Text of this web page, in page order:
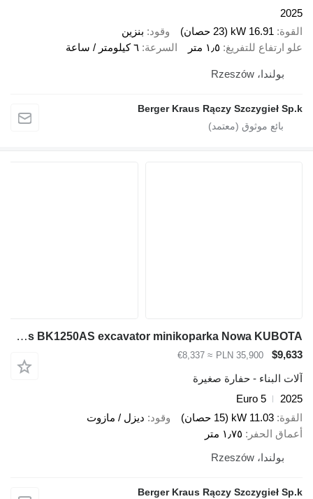
2025
القوة 16.91 kW (23 حصان) وقود بنزين
علو ارتفاع للتفريغ ١٫٥ متر السرعة ٦ كيلومتر / ساعة
بولندا، Rzeszów
Berger Kraus Rączy Szczygieł Sp.k
Berger Kraus BK1250AS excavator minikoparka Nowa KUBOTA
$9,633
PLN 35,900
≈ €8,337
آلات البناء - حفارة صغيرة
2025
Euro 5
القوة 11.03 kW (15 حصان) وقود ديزل / مازوت
أعماق الحفر
١٫٧٥ متر
بولندا، Rzeszów
Berger Kraus Rączy Szczygieł Sp.k